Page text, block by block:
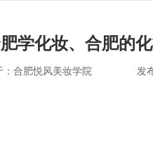
学化妆、合肥的
：合肥悦风美妆学院 发